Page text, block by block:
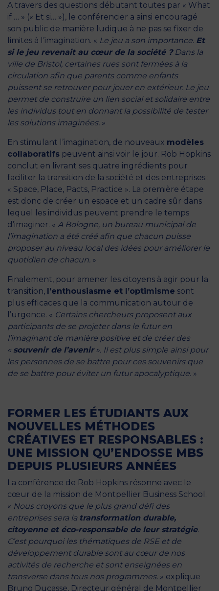
A travers des questions débutant toutes par « What
if … » (« Et si… »), le conférencier a ainsi encouragé
son public de manière ludique à ne pas se fixer de
limites à l’imagination. « Le jeu a son importance. Et
si le jeu revenait au cœur de la société ?Dans la
ville de Bristol, certaines rues sont fermées à la
circulation afin que parents comme enfants
puissent se retrouver pour jouer en extérieur. Le jeu
permet de construire un lien social et solidaire entre
les individus tout en donnant la possibilité de tester
les solutions imaginées. »
En stimulant l’imagination, de nouveaux modèles
collaboratifs peuvent ainsi voir le jour. Rob Hopkins
conclut en livrant ses quatre ingrédients pour
faciliter la transition de la société et des entreprises :
« Space, Place, Pacts, Practice ». La première étape
est donc de créer un espace et un cadre sûr dans
lequel les individus peuvent prendre le temps
d’imaginer. « A Bologne, un bureau municipal de
l’imagination a été créé afin que chacun puisse
proposer au niveau local des idées pour améliorer le
quotidien de chacun. »
Finalement, pour amener les citoyens à agir pour la
transition, l’enthousiasme et l’optimisme sont
plus efficaces que la communication autour de
l’urgence. « Certains chercheurs proposent aux
participants de se projeter dans le futur en
l’imaginant de manière positive et de créer des
« souvenir de l’avenir». Il est plus simple ainsi pour
les personnes de se battre pour ces souvenirs que
de se battre pour éviter un futur apocalyptique. »
FORMER LES ÉTUDIANTS AUX
NOUVELLES MÉTHODES
CRÉATIVES ET RESPONSABLES :
UNE MISSION QU’ENDOSSE MBS
DEPUIS PLUSIEURS ANNÉES
La conférence de Rob Hopkins résonne avec le
cœur de la mission de Montpellier Business School.
« Nous croyons que le plus grand défi des
entreprises sera la transformation durable,
citoyenne et éco-responsable de leur stratégie.
C’est pourquoi les thématiques de RSE et de
développement durable sont au cœur de nos
activités de recherche et sont enseignées en
transverse dans tous nos programmes. » explique
Bruno Ducasse, Directeur général de Montpellier